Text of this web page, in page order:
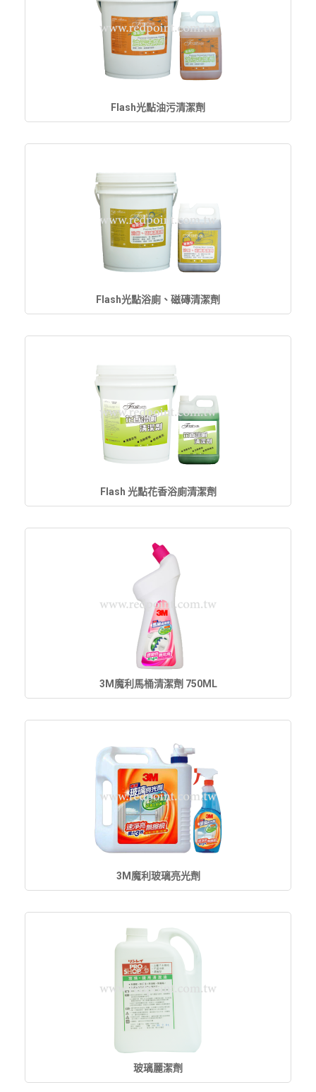
Flash光點油污清潔劑
Flash光點浴廁、磁磚清潔劑
Flash 光點花香浴廁清潔劑
3M魔利馬桶清潔劑 750ML
3M魔利玻璃亮光劑
玻璃麗潔劑